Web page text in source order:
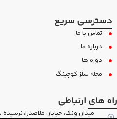
دسترسی سریع
تماس با ما
درباره ما
دوره ها
مجله سلز کوچینگ
راه های ارتباطی